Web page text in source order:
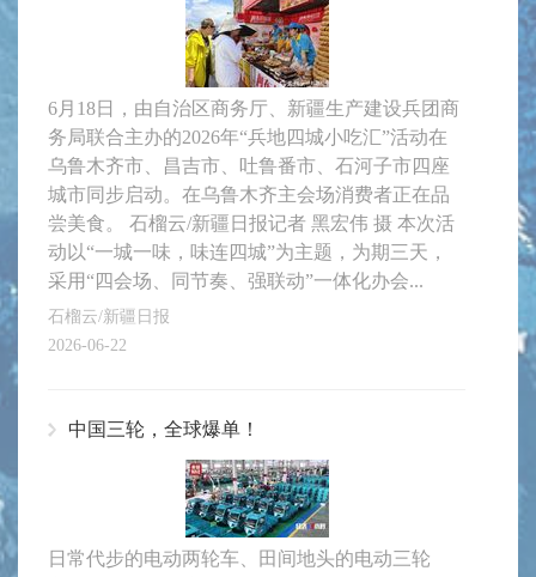
6月18日，由自治区商务厅、新疆生产建设兵团商
务局联合主办的2026年“兵地四城小吃汇”活动在
乌鲁木齐市、昌吉市、吐鲁番市、石河子市四座
城市同步启动。在乌鲁木齐主会场消费者正在品
尝美食。 石榴云/新疆日报记者 黑宏伟 摄 本次活
动以“一城一味，味连四城”为主题，为期三天，
采用“四会场、同节奏、强联动”一体化办会...
石榴云/新疆日报
2026-06-22
中国三轮，全球爆单！
日常代步的电动两轮车、田间地头的电动三轮